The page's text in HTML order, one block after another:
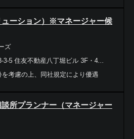
ーション）※マネージャー候
ズ
3-5 住友不動産八丁堀ビル 3F・4...
考慮の上、同社規定により優遇
談所プランナー（マネージャー